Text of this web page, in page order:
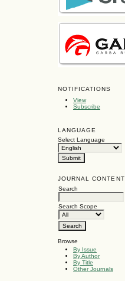
NOTIFICATIONS
View
Subscribe
LANGUAGE
Select Language
JOURNAL CONTENT
Search
Search Scope
Browse
By Issue
By Author
By Title
Other Journals